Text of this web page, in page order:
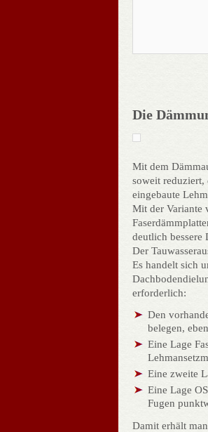
Die
Mit dem
soweit reduziert,
eingebaute
Mit der Variante
deutlich bessere
Der
Es handelt sich
erforderlich:
Den
belegen,
Eine Lage
Eine zweite
Eine Lage
Fugen
Damit erhält